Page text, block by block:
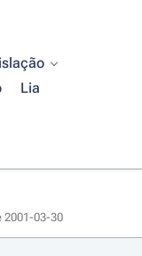
Lia
2001-03-30